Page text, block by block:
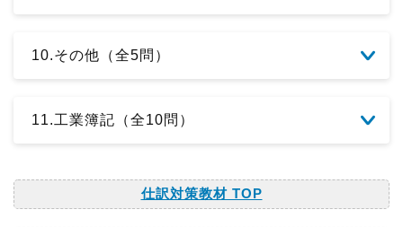
10.その他（全5問）
11.工業簿記（全10問）
仕訳対策教材 TOP